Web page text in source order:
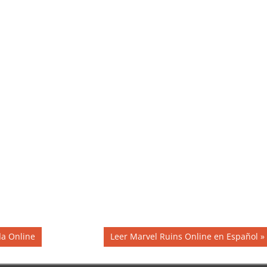
Online
Siguiente
entrada:
Leer Marvel Ruins Online en Español